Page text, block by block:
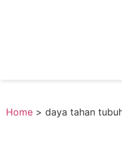
Home > daya tahan